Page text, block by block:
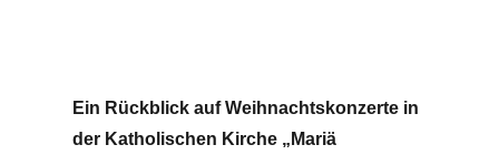
Ein Rückblick auf Weihnachtskonzerte in
der Katholischen Kirche „Mariä